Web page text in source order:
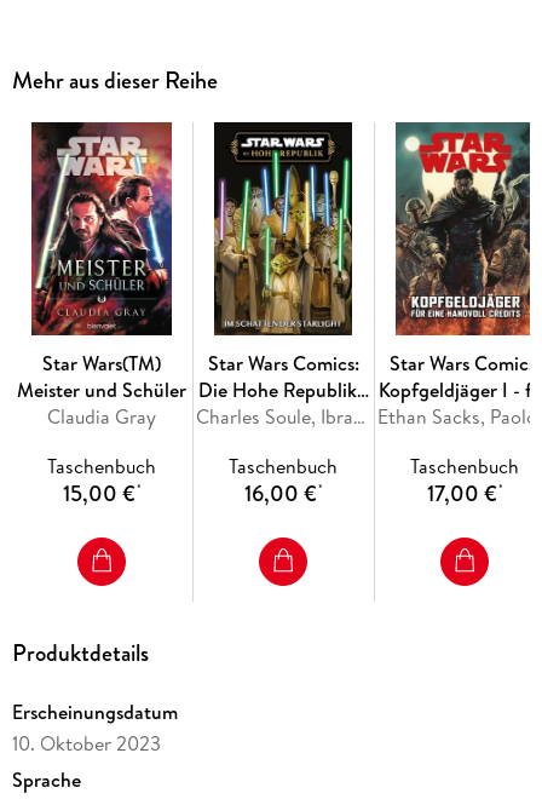
Sabé, die frühere Leibwächterin und Zofe von Königin
Amidala, glaubt zu wissen, wer sich hinter der Maske des
Sith-Lords Darth Vader verbirgt. Als Doppelgängerin und
Schatten der verstorbenen Padmé Amidala, kennt sie all
deren Geheimnisse.
Durch dieses Wissen fühlt sich Sabé sicher, verbündetet sich
mit Vader und bittet ihn um Hilfe. Sie ist fest davon
überzeugt, dass der Teil, der noch Anakin ist, sie unterstützen
wird.
Was sie allerdings nicht ahnen kann, ist, dass Darth Vader
nicht nur von seiner Vergangenheit beeinflusst wird.
Dieser Band enthält US-STAR WARS: Darth Vader (2020)
#23-27
Mehr aus dieser Reihe
Star Wars(TM)
Meister und Schüler
Claudia Gray
Taschenbuch
15,00 €*
Star Wars Comics:
Die Hohe Republik -
Die Schatten derCharles Soule, Ibrahim Roberson, Jethro Morales, David Messina, Marika Cresta
Taschenbuch
16,00 €*
Star Wars Comics:
Kopfgeldjäger I -
eine Handvoll
Taschenbuch
17,00 €*
Produktdetails
Erscheinungsdatum
10. Oktober 2023
Sprache